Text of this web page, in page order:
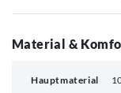
Material &
Hauptmaterial